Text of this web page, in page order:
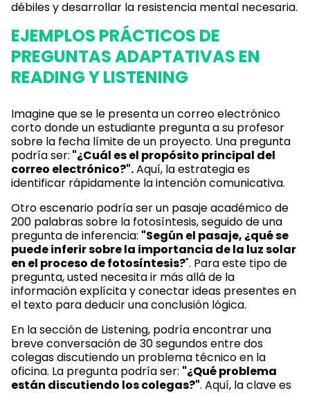
débiles y desarrollar la resistencia mental necesaria.
EJEMPLOS PRÁCTICOS DE
PREGUNTAS ADAPTATIVAS EN
READING Y LISTENING
Imagine que se le presenta un correo electrónico
corto donde un estudiante pregunta a su profesor
sobre la fecha límite de un proyecto. Una pregunta
podría ser: "¿Cuál es el propósito principal del
correo electrónico?".Aquí, la estrategia es
identificar rápidamente la intención comunicativa.
Otro escenario podría ser un pasaje académico de
200 palabras sobre la fotosíntesis, seguido de una
pregunta de inferencia: "Según el pasaje, ¿qué se
puede inferir sobre la importancia de la luz solar
en el proceso de fotosíntesis?". Para este tipo de
pregunta, usted necesita ir más allá de la
información explícita y conectar ideas presentes en
el texto para deducir una conclusión lógica.
En la sección de Listening, podría encontrar una
breve conversación de 30 segundos entre dos
colegas discutiendo un problema técnico en la
oficina. La pregunta podría ser: "¿Qué problema
están discutiendo los colegas?". Aquí, la clave es